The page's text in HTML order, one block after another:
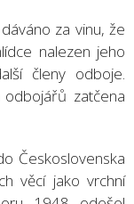
za vinu, že
nalezen jeho
členy odboje.
zatčena
Československa
věcí jako vrchní